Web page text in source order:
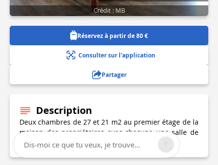
Crédit : MB
Réservez à partir de 80 €
Consulter sur l'application
Partager
Description
Deux chambres de 27 et 21 m2 au premier étage de la
maison des propriétaires avec chacune une salle de
bain privative.
Dis-moi ce que tu veux, je trouve...